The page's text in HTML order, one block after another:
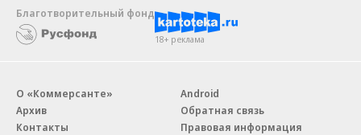
Благотворительный фонд
18+ реклама
О «Коммерсанте»
Архив
Контакты
Android
Обратная связь
Правовая информация